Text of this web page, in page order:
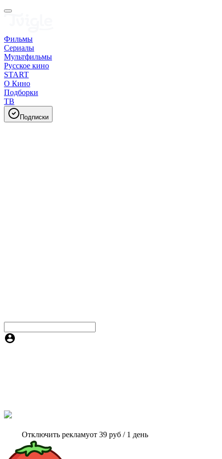
Фильмы
Сериалы
Мультфильмы
Русское кино
START
О Кино
Подборки
ТВ
Подписки
Отключить рекламуот 39 руб / 1 день